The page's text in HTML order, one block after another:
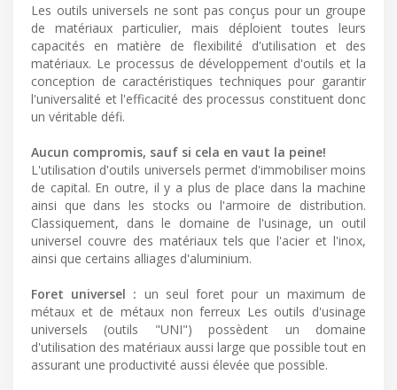
Les outils universels ne sont pas conçus pour un groupe
de matériaux particulier, mais déploient toutes leurs
capacités en matière de flexibilité d'utilisation et des
matériaux. Le processus de développement d'outils et la
conception de caractéristiques techniques pour garantir
l'universalité et l'efficacité des processus constituent donc
un véritable défi.
Aucun compromis, sauf si cela en vaut la peine!
L'utilisation d'outils universels permet d'immobiliser moins
de capital. En outre, il y a plus de place dans la machine
ainsi que dans les stocks ou l'armoire de distribution.
Classiquement, dans le domaine de l'usinage, un outil
universel couvre des matériaux tels que l'acier et l'inox,
ainsi que certains alliages d'aluminium.
Foret universel : un seul foret pour un maximum de
métaux et de métaux non ferreux Les outils d'usinage
universels (outils "UNI") possèdent un domaine
d'utilisation des matériaux aussi large que possible tout en
assurant une productivité aussi élevée que possible.